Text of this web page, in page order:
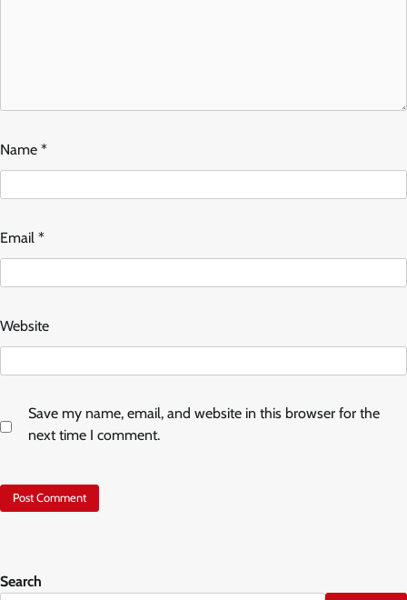
Name *
Email *
Website
Save my name, email, and website in this browser for the
next time I comment.
Search